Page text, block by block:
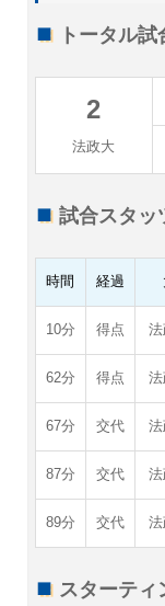
トータル
2
法政大
試合スタッ
時間 経過
10分 得点
62分 得点
67分 交代
87分 交代
89分 交代
スターティ